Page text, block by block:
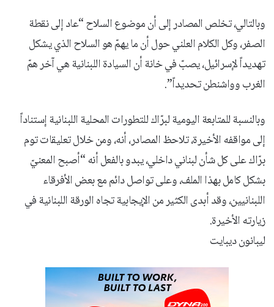
وبالتالي، تخلص المصادر إلى أن موضوع السلاح “عاد إلى نقطة
الصفر، وكل الكلام العلني حول أن ما يهمّ هو السلاح الذي يشكل
تهديداً لإسرائيل، يصبّ في خانة أن السيادة اللبنانية هي آخر همّ
الغرب وواشنطن تحديداً”.
وبالنسبة للمتابعة اليومية لبرّاك للتطورات المحلية اللبنانية إستناداً
إلى مواقفه الأخيرة، تلاحظ المصادر، أنه، ومن خلال تعليقات توم
برّاك على كل شأن لبناني داخلي، يبدو بالفعل أنه “أصبح المعنيّ
بشكل كامل بهذا الملف، وعلى تواصل دائم مع بعض الأفرقاء
اللبنانيين، وقد أبدى الكثير من الإيجابية تجاه الورقة اللبنانية في
زيارته الأخيرة.
ليبانون ديبايت​